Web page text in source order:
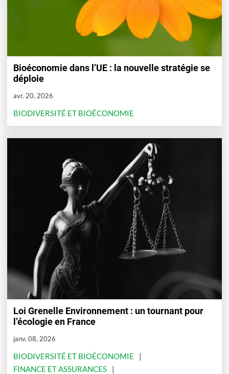
Bioéconomie dans l’UE : la nouvelle stratégie se
déploie
avr. 20, 2026
BIODIVERSITÉ ET BIOÉCONOMIE
Loi Grenelle Environnement : un tournant pour
l’écologie en France
janv. 08, 2026
BIODIVERSITÉ ET BIOÉCONOMIE
FINANCE ET ASSURANCES